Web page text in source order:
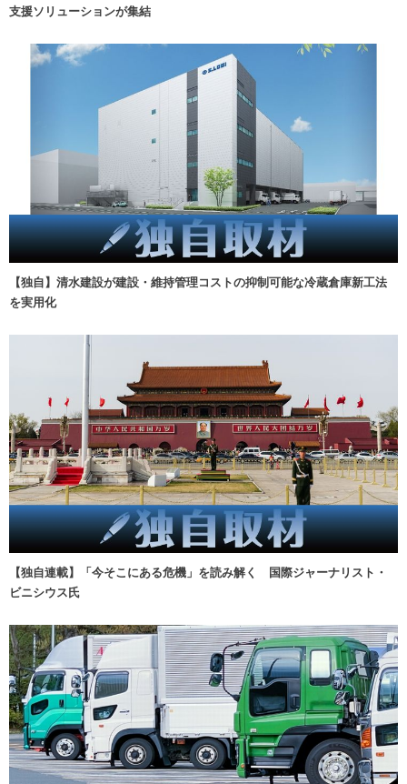
支援ソリューションが集結
【独自】清水建設が建設・維持管理コストの抑制可能な冷蔵倉庫新工法
を実用化
【独自連載】「今そこにある危機」を読み解く 国際ジャーナリスト・
ビニシウス氏